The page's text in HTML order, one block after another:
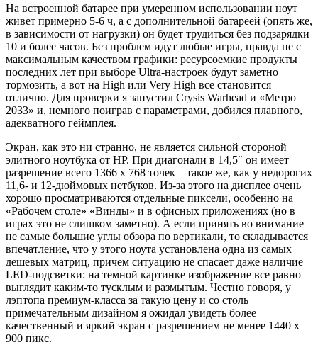
На встроенной батарее при умеренном использовании ноут
живет примерно 5-6 ч, а с дополнительной батареей (опять же,
в зависимости от нагрузки) он будет трудиться без подзарядки
10 и более часов. Без проблем идут любые игры, правда не с
максимальным качеством графики: ресурсоемкие продукты
последних лет при выборе Ultra-настроек будут заметно
тормозить, а вот на High или Very High все становится
отлично. Для проверки я запустил Crysis Warhead и «Метро
2033» и, немного поиграв с параметрами, добился плавного,
адекватного геймплея.
Экран, как это ни странно, не является сильной стороной
элитного ноутбука от HP. При диагонали в 14,5″ он имеет
разрешение всего 1366 х 768 точек – такое же, как у недорогих
11,6- и 12-дюймовых нетбуков. Из-за этого на дисплее очень
хорошо просматриваются отдельные пиксели, особенно на
«Рабочем столе» «Винды» и в офисных приложениях (но в
играх это не слишком заметно). А если принять во внимание
не самые большие углы обзора по вертикали, то складывается
впечатление, что у этого ноута установлена одна из самых
дешевых матриц, причем ситуацию не спасает даже наличие
LED-подсветки: на темной картинке изображение все равно
выглядит каким-то тусклым и размытым. Честно говоря, у
лэптопа премиум-класса за такую цену и со столь
примечательным дизайном я ожидал увидеть более
качественный и яркий экран с разрешением не менее 1440 х
900 пикс.